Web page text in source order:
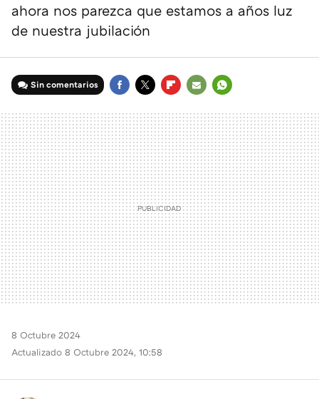
ahora nos parezca que estamos a años luz
de nuestra jubilación
Sin comentarios
MAIL
8 Octubre 2024
Actualizado 8 Octubre 2024, 10:58